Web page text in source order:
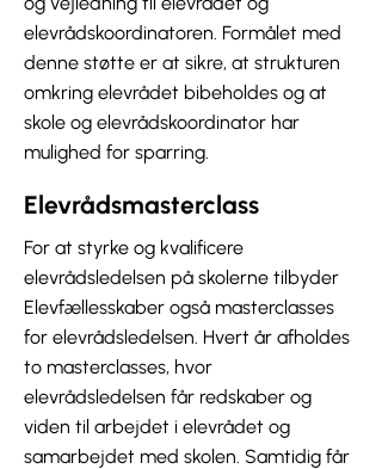
elevrådskoordinatoren. Formålet med
denne støtte er at sikre, at strukturen
omkring elevrådet bibeholdes og at
skole og elevrådskoordinator har
mulighed for sparring.
Elevrådsmasterclass
For at styrke og kvalificere
elevrådsledelsen på skolerne tilbyder
Elevfællesskaber også masterclasses
for elevrådsledelsen. Hvert år afholdes
to masterclasses, hvor
elevrådsledelsen får redskaber og
viden til arbejdet i elevrådet og
samarbejdet med skolen. Samtidig får